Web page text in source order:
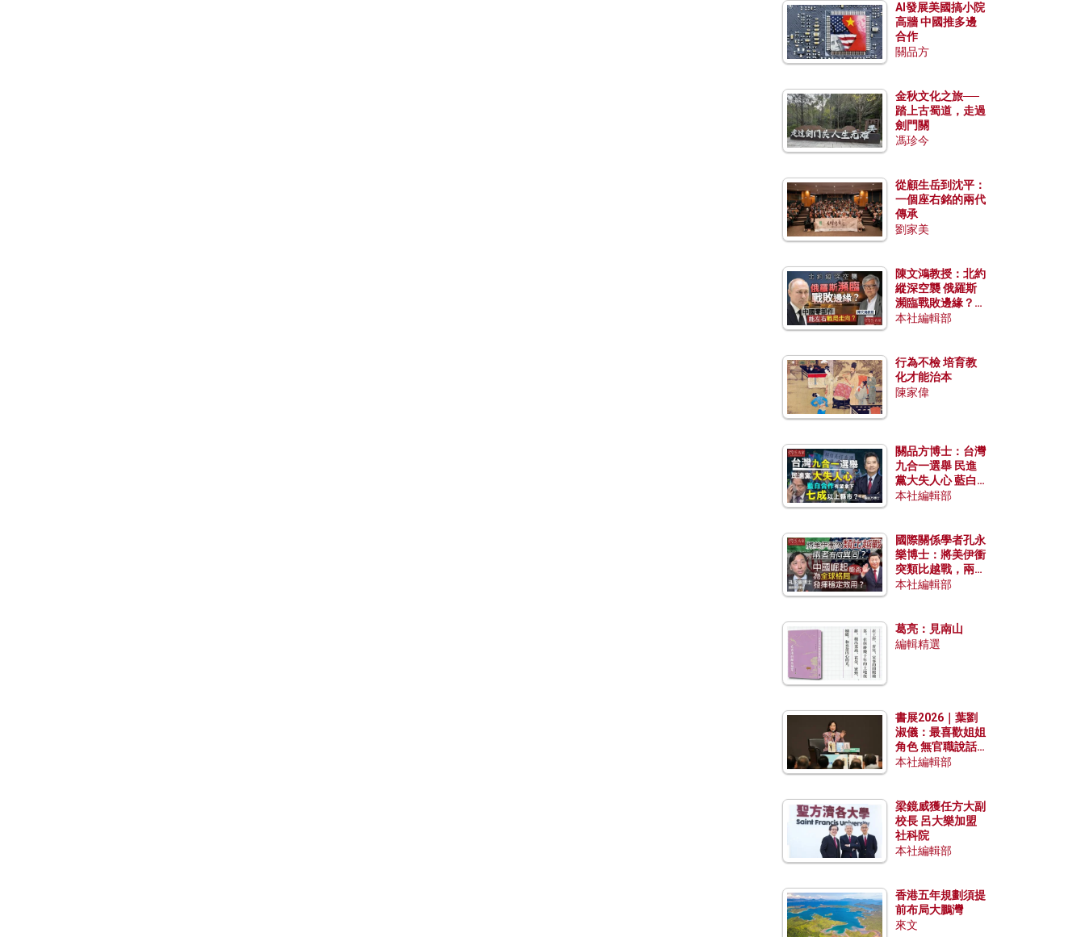
AI發展美國搞小院
高牆 中國推多邊
合作
關品方
金秋文化之旅──
踏上古蜀道，走過
劍門關
馮珍今
從顧生岳到沈平：
一個座右銘的兩代
傳承
劉家美
陳文鴻教授：北約
縱深空襲 俄羅斯
瀕臨戰敗邊緣？中
國零部件能左右戰
本社編輯部
行為不檢 培育教
化才能治本
陳家偉
關品方博士：台灣
九合一選舉 民進
黨大失人心 藍白
合作有望拿下七成
本社編輯部
國際關係學者孔永
樂博士：將美伊衝
突類比越戰，兩者
有何異同？中國崛
本社編輯部
葛亮：見南山
編輯精選
書展2026｜葉劉
淑儀：最喜歡姐姐
角色 無官職說話
包袱少
本社編輯部
梁鏡威獲任方大副
校長 呂大樂加盟
社科院
本社編輯部
香港五年規劃須提
前布局大鵬灣
來文